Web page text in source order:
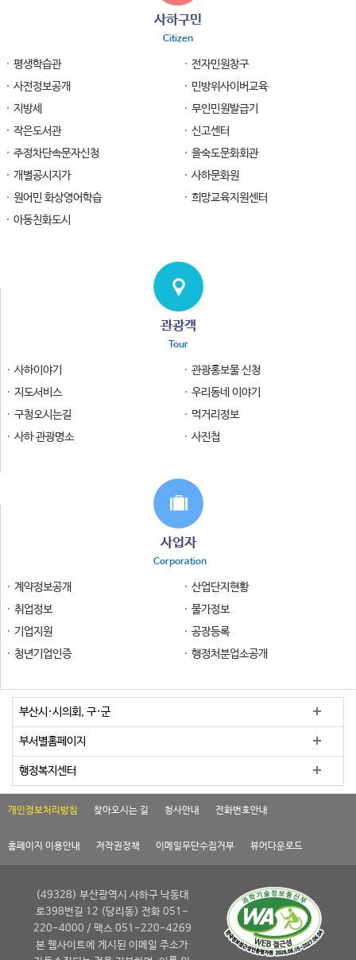
사하구민
Citizen
평생학습관
전자민원창구
사전정보공개
민방위사이버교육
지방세
무인민원발급기
작은도서관
신고센터
주정차단속문자신청
을숙도문화회관
개별공시지가
사하문화원
원어민 화상영어학습
희망교육지원센터
아동친화도시
관광객
Tour
사하이야기
관광홍보물 신청
지도서비스
우리동네 이야기
구청오시는길
먹거리정보
사하 관광명소
사진첩
사업자
Corporation
계약정보공개
산업단지현황
취업정보
물가정보
기업지원
공장등록
청년기업인증
행정처분업소공개
부산시·시의회, 구·군
부서별홈페이지
행정복지센터
개인정보처리방침 찾아오시는 길 청사안내 전화번호안내
홈페이지 이용안내 저작권정책 이메일무단수집거부 뷰어다운로드
(49328) 부산광역시 사하구 낙동대
로398번길 12 (당리동) 전화 051-
220-4000 / 팩스 051-220-4269
본 웹사이트에 게시된 이메일 주소가